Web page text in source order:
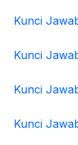
Kunci
Kunci
Kunci
Kunci